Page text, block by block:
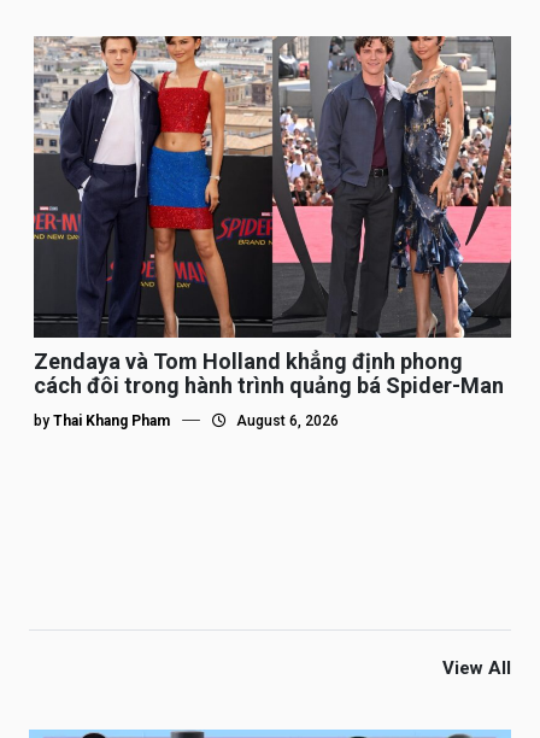
Zendaya và Tom Holland khẳng định phong
cách đôi trong hành trình quảng bá Spider-Man
by Thai Khang Pham August 6, 2026
View All